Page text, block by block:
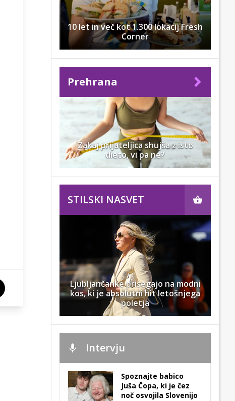
10 let in več kot 1.300 lokacij Fresh
Corner
Prehrana
Zakaj prijateljica shujša z isto
dieto, vi pa ne?
STILSKI NASVET
Ljubljančanke prisegajo na modni
kos, ki je absolutni hit letošnjega
poletja
Intervju
Spoznajte babico
Juša Čopa, ki je čez
noč osvojila Slovenijo